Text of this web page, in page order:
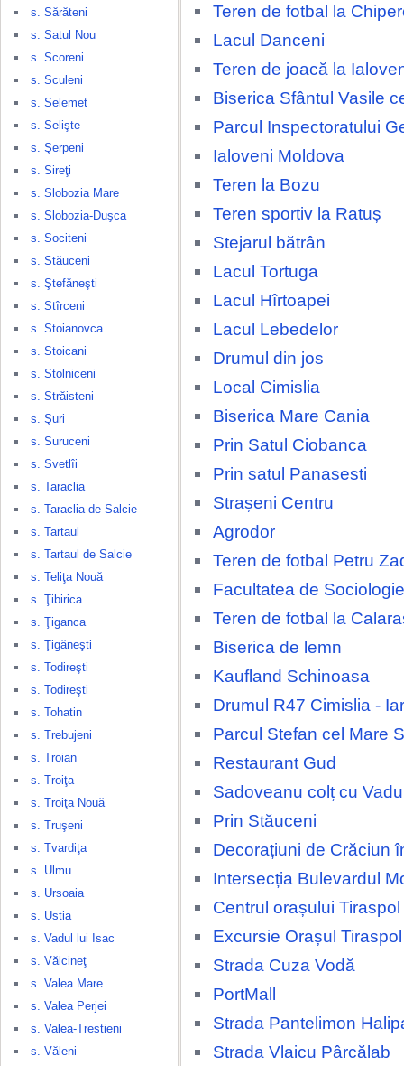
s. Sărăteni
s. Satul Nou
s. Scoreni
s. Sculeni
s. Selemet
s. Selişte
s. Şerpeni
s. Sireţi
s. Slobozia Mare
s. Slobozia-Duşca
s. Sociteni
s. Stăuceni
s. Ştefăneşti
s. Stîrceni
s. Stoianovca
s. Stoicani
s. Stolniceni
s. Străisteni
s. Şuri
s. Suruceni
s. Svetlîi
s. Taraclia
s. Taraclia de Salcie
s. Tartaul
s. Tartaul de Salcie
s. Teliţa Nouă
s. Ţibirica
s. Ţiganca
s. Ţigăneşti
s. Todireşti
s. Todireşti
s. Tohatin
s. Trebujeni
s. Troian
s. Troiţa
s. Troiţa Nouă
s. Truşeni
s. Tvardiţa
s. Ulmu
s. Ursoaia
s. Ustia
s. Vadul lui Isac
s. Vălcineţ
s. Valea Mare
s. Valea Perjei
s. Valea-Trestieni
s. Văleni
Teren de fotbal la
Lacul Danceni
Teren de joacă la
Biserica Sfântul Vasile
Parcul Inspectoratului
Ialoveni Moldova
Teren la Bozu
Teren sportiv la Ratuș
Stejarul bătrân
Lacul Tortuga
Lacul Hîrtoapei
Lacul Lebedelor
Drumul din jos
Local Cimislia
Biserica Mare Cania
Prin Satul Ciobanca
Prin satul Panasesti
Strașeni Centru
Agrodor
Teren de fotbal Petru
Facultatea de
Teren de fotbal la
Biserica de lemn
Kaufland Schinoasa
Drumul R47 Cimislia -
Parcul Stefan cel Mare
Restaurant Gud
Sadoveanu colț cu
Prin Stăuceni
Decorațiuni de Crăciun
Intersecția Bulevardul
Centrul orașului Tiraspol
Excursie Orașul Tiraspol
Strada Cuza Vodă
PortMall
Strada Pantelimon
Strada Vlaicu Pârcălab